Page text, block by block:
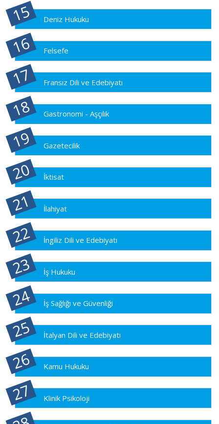
Deniz Hukuku
Felsefe
Fransız Dili ve Edebiyatı
Gastronomi - Aşçılık
Gazetecilik
İktisat
İlahiyat
İngiliz Dili ve Edebiyatı
İş Hukuku
İş Sağlığı ve Güvenliği
İtalyan Dili ve Edebiyatı
Kamu Hukuku
Klinik Psikoloji